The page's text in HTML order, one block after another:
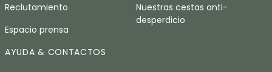
Reclutamiento
Espacio prensa
Nuestras cestas anti-
desperdicio
AYUDA & CONTACTOS